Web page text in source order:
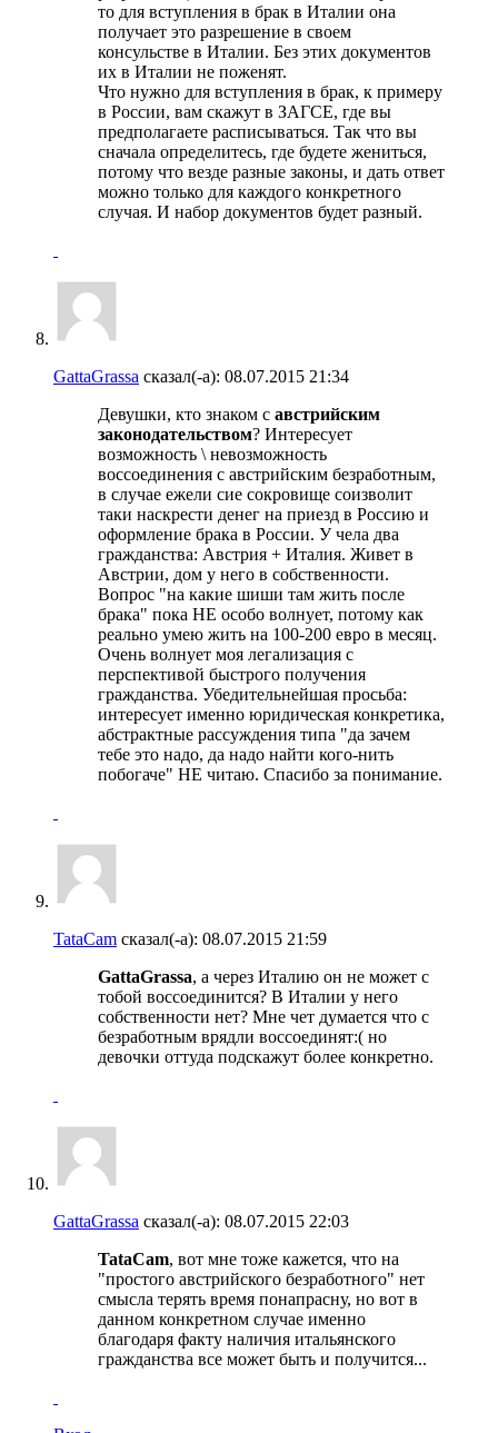
то для вступления в брак в Италии она
получает это разрешение в своем
консульстве в Италии. Без этих документов
их в Италии не поженят.
Что нужно для вступления в брак, к примеру
в России, вам скажут в ЗАГСЕ, где вы
предполагаете расписываться. Так что вы
сначала определитесь, где будете жениться,
потому что везде разные законы, и дать ответ
можно только для каждого конкретного
случая. И набор документов будет разный.
GattaGrassa сказал(-а): 08.07.2015 21:34
Девушки, кто знаком с австрийским
законодательством? Интересует
возможность \ невозможность
воссоединения с австрийским безработным,
в случае ежели сие сокровище соизволит
таки наскрести денег на приезд в Россию и
оформление брака в России. У чела два
гражданства: Австрия + Италия. Живет в
Австрии, дом у него в собственности.
Вопрос "на какие шиши там жить после
брака" пока НЕ особо волнует, потому как
реально умею жить на 100-200 евро в месяц.
Очень волнует моя легализация с
перспективой быстрого получения
гражданства. Убедительнейшая просьба:
интересует именно юридическая конкретика,
абстрактные рассуждения типа "да зачем
тебе это надо, да надо найти кого-нить
побогаче" НЕ читаю. Спасибо за понимание.
TataCam сказал(-а): 08.07.2015 21:59
GattaGrassa, а через Италию он не может с
тобой воссоединится? В Италии у него
собственности нет? Мне чет думается что с
безработным врядли воссоединят:( но
девочки оттуда подскажут более конкретно.
GattaGrassa сказал(-а): 08.07.2015 22:03
TataCam, вот мне тоже кажется, что на
"простого австрийского безработного" нет
смысла терять время понапрасну, но вот в
данном конкретном случае именно
благодаря факту наличия итальянского
гражданства все может быть и получится...